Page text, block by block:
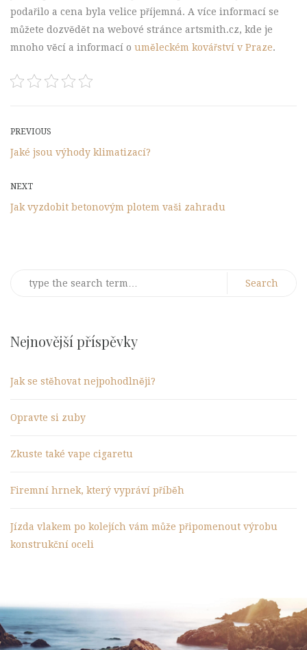
podařilo a cena byla velice příjemná. A více informací se
můžete dozvědět na webové stránce artsmith.cz, kde je
mnoho věcí a informací o uměleckém kovářství v Praze.
Post
navigation
Previous
Post
PREVIOUS
Jaké jsou výhody klimatizací?
Next
Post
NEXT
Jak vyzdobit betonovým plotem vaši zahradu
Search
Nejnovější příspěvky
Jak se stěhovat nejpohodlněji?
Opravte si zuby
Zkuste také vape cigaretu
Firemní hrnek, který vypráví příběh
Jízda vlakem po kolejích vám může připomenout výrobu
konstrukční oceli